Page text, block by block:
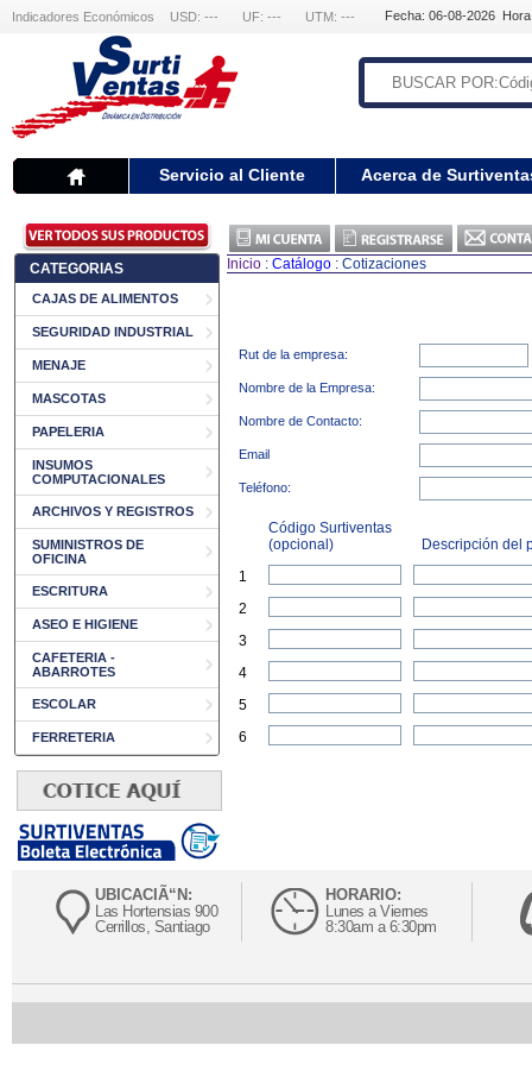
Indicadores Económicos USD: --- UF: --- UTM: --- Fecha: 06-08-2026
Servicio al Cliente Acerca de
CATEGORIAS
CAJAS DE ALIMENTOS
SEGURIDAD INDUSTRIAL
MENAJE
MASCOTAS
PAPELERIA
INSUMOS
COMPUTACIONALES
ARCHIVOS Y REGISTROS
SUMINISTROS DE
OFICINA
ESCRITURA
ASEO E HIGIENE
CAFETERIA -
ABARROTES
ESCOLAR
FERRETERIA
Inicio : Catálogo : Cotizaciones
Rut de la empresa:
Nombre de la Empresa:
Nombre de Contacto:
Email
Teléfono:
Código Surtiventas
(opcional)
Descripción del
1
2
3
4
5
6
UBICACIÃ“N:
Las Hortensias 900
Cerrillos, Santiago
HORARIO:
Lunes a Viernes
8:30am a 6:30pm